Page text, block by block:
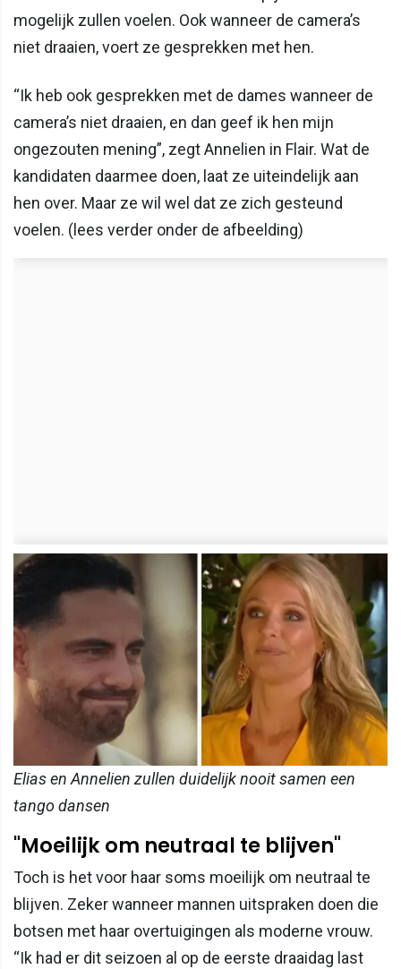
mogelijk zullen voelen. Ook wanneer de camera’s
niet draaien, voert ze gesprekken met hen.
“Ik heb ook gesprekken met de dames wanneer de
camera’s niet draaien, en dan geef ik hen mijn
ongezouten mening”, zegt Annelien in Flair. Wat de
kandidaten daarmee doen, laat ze uiteindelijk aan
hen over. Maar ze wil wel dat ze zich gesteund
voelen. (lees verder onder de afbeelding)
Elias en Annelien zullen duidelijk nooit samen een
tango dansen
"Moeilijk om neutraal te blijven"
Toch is het voor haar soms moeilijk om neutraal te
blijven. Zeker wanneer mannen uitspraken doen die
botsen met haar overtuigingen als moderne vrouw.
“Ik had er dit seizoen al op de eerste draaidag last